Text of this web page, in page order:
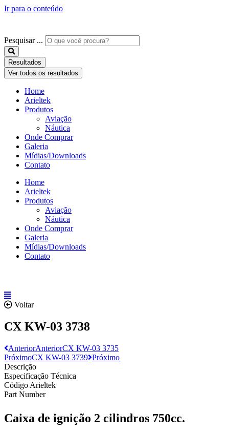
Ir para o conteúdo
Pesquisar ...
Resultados
Ver todos os resultados
Home
Arieltek
Produtos
Aviação
Náutica
Onde Comprar
Galeria
Mídias/Downloads
Contato
Home
Arieltek
Produtos
Aviação
Náutica
Onde Comprar
Galeria
Mídias/Downloads
Contato
Voltar
CX KW-03 3738
AnteriorAnteriorCX KW-03 3735
PróximoCX KW-03 3739 Próximo
Descrição
Especificação Técnica
Código Arieltek
Part Number
Caixa de ignição 2 cilindros 750cc.